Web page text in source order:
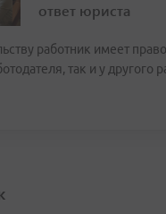
ответ юриста
работник имеет
так и у другого